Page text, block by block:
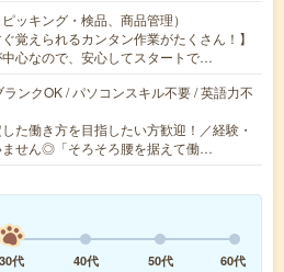
ッキング・検品、商品管理）
ぐ覚えられるカンタン作業がたくさん！】
心なので、安心してスタートで…
ンクOK / パソコンスキル不要 / 英語力不
た働き方を目指したい方歓迎！／経験・
ません◎「そろそろ腰を据えて働…
30代 40代 50代 60代